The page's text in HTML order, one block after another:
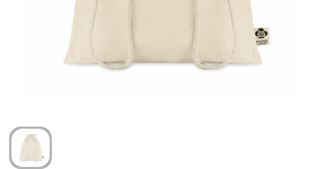
Verzorging & welness
Onderweg
Sinterklaas artikelen
Wijn, bier en proeverij
Zomerpakketten